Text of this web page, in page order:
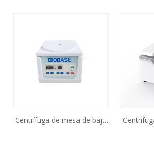
Centrífuga de mesa de baja